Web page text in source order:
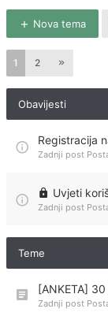
Nova tema
1 2
Obavijesti
Registracija
Zadnji post
Uvjeti
Zadnji post
Teme
[ANKETA]
Zadnji post